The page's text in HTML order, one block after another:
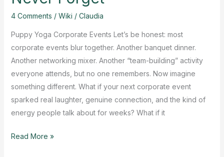
4 Comments / Wiki / Claudia
Puppy Yoga Corporate Events Let’s be honest: most
corporate events blur together. Another banquet dinner.
Another networking mixer. Another “team-building” activity
everyone attends, but no one remembers. Now imagine
something different. What if your next corporate event
sparked real laughter, genuine connection, and the kind of
energy people talk about for weeks? What if it
Puppy
Read More »